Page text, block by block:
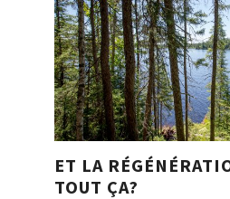
ET LA
TOUT ÇA?